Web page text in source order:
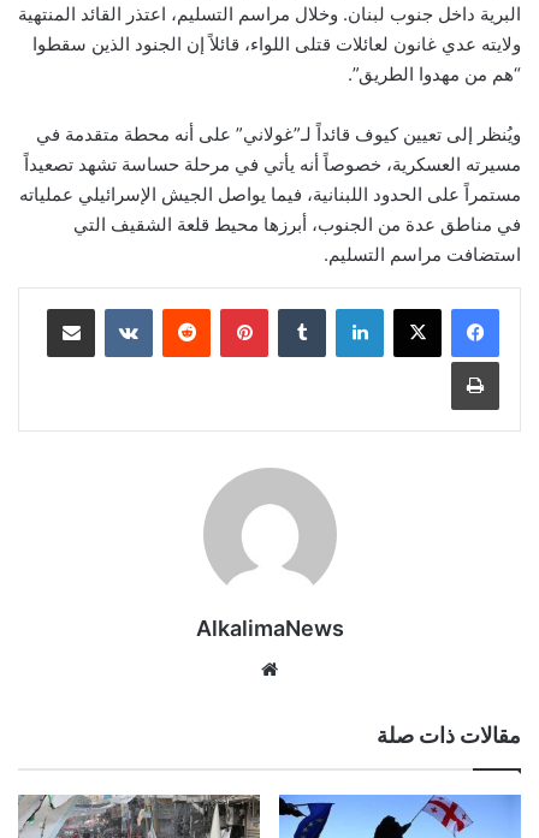
البرية داخل جنوب لبنان. وخلال مراسم التسليم، اعتذر القائد المنتهية
ولايته عدي غانون لعائلات قتلى اللواء، قائلاً إن الجنود الذين سقطوا
“هم من مهدوا الطريق”.
ويُنظر إلى تعيين كيوف قائداً لـ”غولاني” على أنه محطة متقدمة في
مسيرته العسكرية، خصوصاً أنه يأتي في مرحلة حساسة تشهد تصعيداً
مستمراً على الحدود اللبنانية، فيما يواصل الجيش الإسرائيلي عملياته
في مناطق عدة من الجنوب، أبرزها محيط قلعة الشقيف التي
استضافت مراسم التسليم.
لينكدإن بينتيريست
AlkalimaNews
مقالات ذات صلة